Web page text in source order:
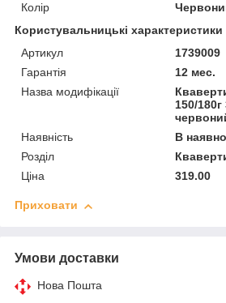
Колір
Користувальницькі характеристики
Артикул
1739009
Гарантія
12 мес.
Назва модифікації
150/
Наявність
В
Розділ
Ціна
319.00
Приховати
Умови доставки
Нова Пошта